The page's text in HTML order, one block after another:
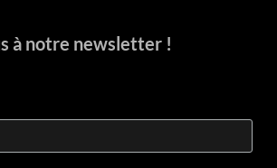
à notre newsletter !